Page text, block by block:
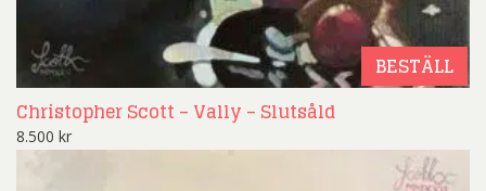
BESTÄLL
Christopher Scott – Vally – Slutsåld
8.500 kr